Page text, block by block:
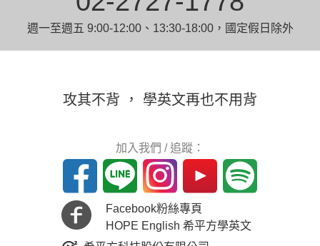
週一至週五 9:00-12:00、13:30-18:00，國定假日除外
攻其不背 ， 學英文再也不用背
加入我們 / 追蹤：
Facebook粉絲專頁
HOPE English 希平方學英文